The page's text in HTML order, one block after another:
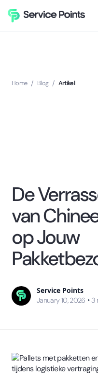
Home / Blog / Artikel
De
van
op Jouw
Service Points
January 10, 2026 • 3